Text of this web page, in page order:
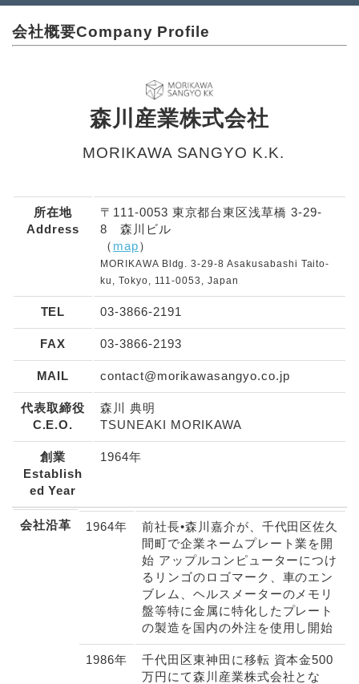
ー
会社概要Company Profile
森川産業株式会社
MORIKAWA SANGYO K.K.
所在地
Address
〒111-0053 東京都台東区浅草橋 3-29-
8 森川ビル
（ map）
MORIKAWA Bldg. 3-29-8 Asakusabashi Taito-
ku, Tokyo, 111-0053, Japan
TEL 03-3866-2191
FAX 03-3866-2193
MAIL contact@morikawasangyo.co.jp
代表取締役
C.E.O.
森川 典明
TSUNEAKI MORIKAWA
創業
Establish
ed Year
1964年
会社沿革 1964年
前社長•森川嘉介が、千代田区佐久
間町で企業ネームプレート業を開
始 アップルコンピューターにつけ
るリンゴのロゴマーク、車のエン
ブレム、ヘルスメーターのメモリ
盤等特に金属に特化したプレート
の製造を国内の外注を使用し開始
1986年
千代田区東神田に移転 資本金500
万円にて森川産業株式会社とな